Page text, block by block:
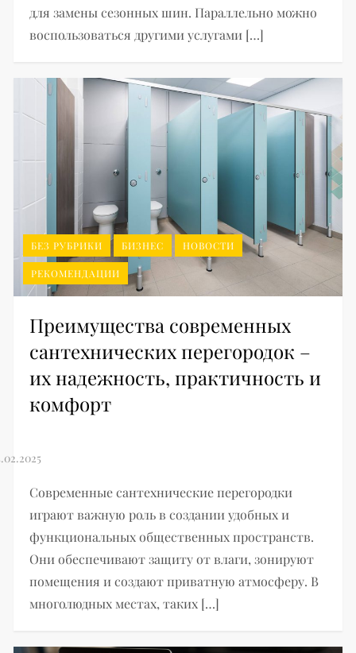
для замены сезонных шин. Параллельно можно
воспользоваться другими услугами […]
БЕЗ РУБРИКИ БИЗНЕС НОВОСТИ
РЕКОМЕНДАЦИИ
Преимущества современных
сантехнических перегородок –
их надежность, практичность и
комфорт
Современные сантехнические перегородки
играют важную роль в создании удобных и
функциональных общественных пространств.
Они обеспечивают защиту от влаги, зонируют
помещения и создают приватную атмосферу. В
многолюдных местах, таких […]